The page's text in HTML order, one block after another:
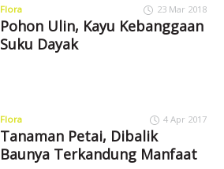
Flora 23 Mar 2018
Pohon Ulin, Kayu Kebanggaan
Suku Dayak
Flora 4 Apr 2017
Tanaman Petai, Dibalik
Baunya Terkandung Manfaat